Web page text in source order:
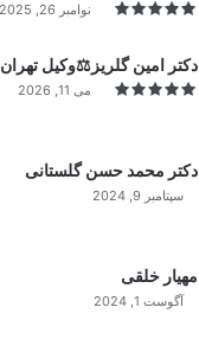
نوامبر 26, 2025
دکتر امین گلریز⚖️وکیل تهران
می 11, 2026
دکتر محمد حسن گلستانی
سپتامبر 9, 2024
مهیار خلقی
آگوست 1, 2024